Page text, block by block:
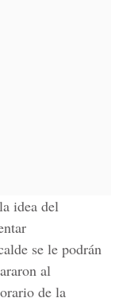
idea del
se le podrán
al
de la